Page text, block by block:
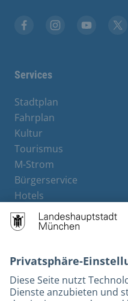
Services
Stadtplan
Fahrplan
Kultur
Tourismus
M-Strom
Bürgerservice
Hotels
Barrierefreiheit
Leichte Sprache
Gebärdensprache